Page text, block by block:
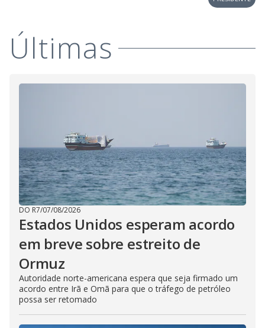
Últimas
DO R7/07/08/2026
Estados Unidos esperam acordo
em breve sobre estreito de
Ormuz
Autoridade norte-americana espera que seja firmado um
acordo entre Irã e Omã para que o tráfego de petróleo
possa ser retomado